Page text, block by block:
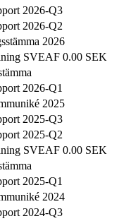
2026-Q3
2026-Q2
2026
SVEAF 0.00 SEK
2026-Q1
2025
2025-Q3
2025-Q2
SVEAF 0.00 SEK
2025-Q1
2024
2024-Q3